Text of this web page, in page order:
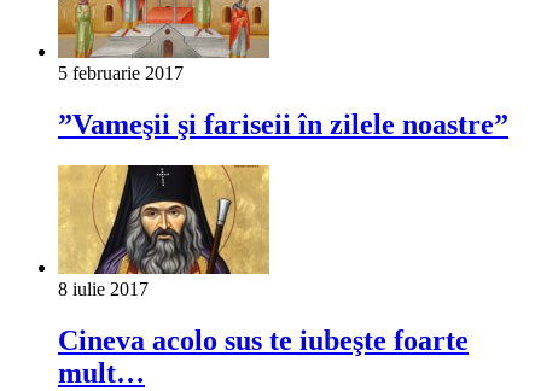
5 februarie 2017
”Vameşii şi fariseii în zilele noastre”
8 iulie 2017
Cineva acolo sus te iubeşte foarte
mult…